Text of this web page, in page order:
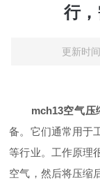
行
更新时
mch13空气压
备。它们通常用于
等行业。工作原理
空气，然后将压缩